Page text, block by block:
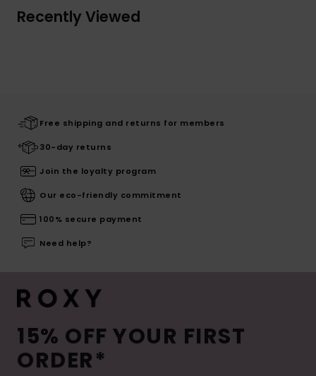
Recently Viewed
Free shipping and returns for members
30-day returns
Join the loyalty program
Our eco-friendly commitment
100% secure payment
Need help?
15% OFF YOUR FIRST
ORDER*